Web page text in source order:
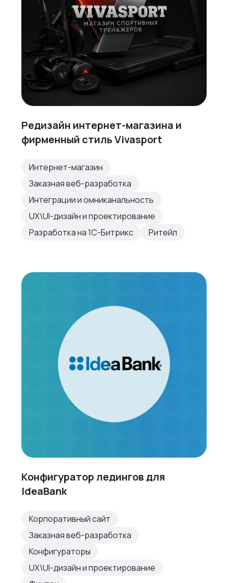
Редизайн интернет-магазина и
фирменный стиль Vivasport
Интернет-магазин
Заказная веб-разработка
Интеграции и омниканальность
UX\UI-дизайн и проектирование
Разработка на 1С-Битрикс
Ритейл
Конфигуратор ледингов для
IdeaBank
Корпоративный сайт
Заказная веб-разработка
Конфигураторы
UX\UI-дизайн и проектирование